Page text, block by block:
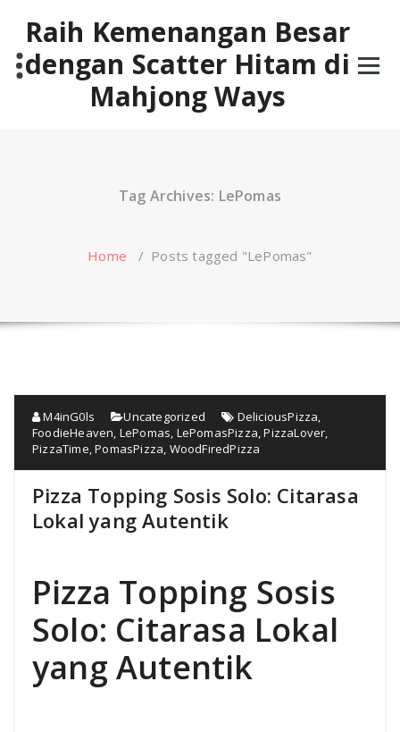
contentRaih Kemenangan Besar
dengan Scatter Hitam di
Mahjong Ways
Tag Archives: LePomas
Home / Posts tagged "LePomas"
M4inG0ls Uncategorized DeliciousPizza
FoodieHeaven LePomas LePomasPizza ,PizzaLover
PizzaTime ,PomasPizza WoodFiredPizza
Pizza Topping Sosis Solo: Citarasa
Lokal yang Autentik
Pizza Topping Sosis
Solo: Citarasa Lokal
yang Autentik